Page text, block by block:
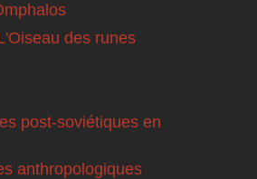
des runes
post-soviétiques en
anthropologiques